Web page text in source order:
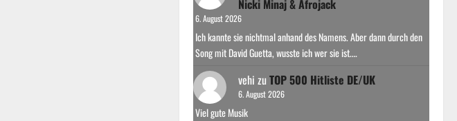
Nicki Minaj & Afrojack
6. August 2026
Ich kannte sie nichtmal anhand des Namens. Aber dann durch den
Song mit David Guetta, wusste ich wer sie ist.…
vehi zu TOP 500 Hitliste DE/UK
6. August 2026
Viel gute Musik